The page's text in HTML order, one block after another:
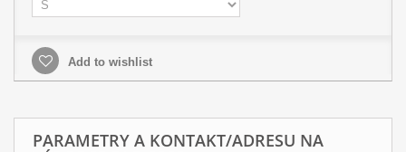
Add to wishlist
PARAMETRY A KONTAKT/ADRESU NA